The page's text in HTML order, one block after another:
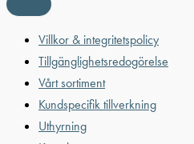
Villkor & integritetspolicy
Tillgänglighetsredogörelse
Vårt sortiment
Kundspecifik tillverkning
Uthyrning